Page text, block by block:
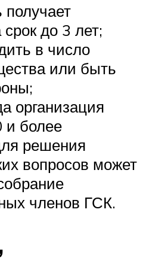
получает
до 3 лет;
в число
или быть
организация
и более
решения
вопросов может
членов ГСК.